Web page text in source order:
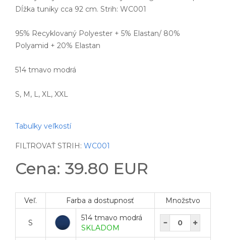
Dĺžka tuniky cca 92 cm. Strih: WC001
95% Recyklovaný Polyester + 5% Elastan/ 80%
Polyamid + 20% Elastan
514 tmavo modrá
S, M, L, XL, XXL
Tabulky veľkostí
FILTROVAŤ STRIH: WC001
Cena: 39.80 EUR
Veľ. Farba a dostupnosť Množstvo
S
514 tmavo modrá
SKLADOM